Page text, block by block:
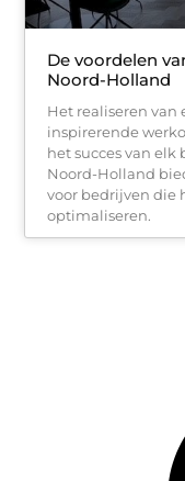
De voordelen
Noord-Holland
Het realiseren van
inspirerende
het succes van
Noord-Holland
voor bedrijven die
optimaliseren.